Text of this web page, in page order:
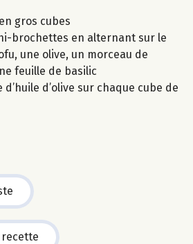
gros cubes
brochettes en alternant sur le
une olive, un morceau de
feuille de basilic
d’olive sur chaque cube de